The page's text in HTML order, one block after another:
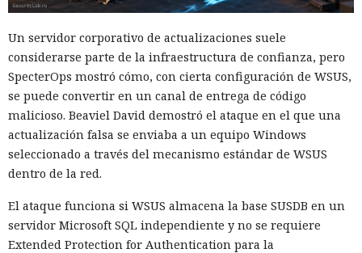
Un servidor corporativo de actualizaciones suele
considerarse parte de la infraestructura de confianza, pero
SpecterOps mostró cómo, con cierta configuración de WSUS,
se puede convertir en un canal de entrega de código
malicioso. Beaviel David demostró el ataque en el que una
actualización falsa se enviaba a un equipo Windows
seleccionado a través del mecanismo estándar de WSUS
dentro de la red.
El ataque funciona si WSUS almacena la base SUSDB en un
servidor Microsoft SQL independiente y no se requiere
Extended Protection for Authentication para la